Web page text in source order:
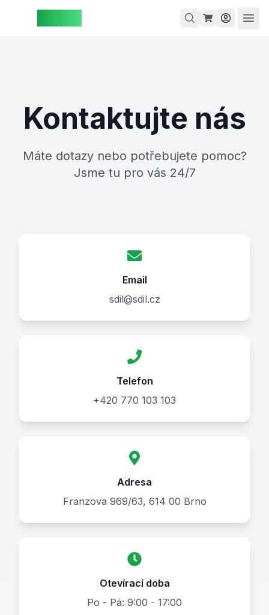
Košík je
prázdnýKontaktujte nás
Máte dotazy nebo potřebujete pomoc?
Jsme tu pro vás 24/7
Email
sdil@sdil.cz
Telefon
+420 770 103 103
Adresa
Franzova 969/63, 614 00 Brno
Otevírací doba
Po - Pá: 9:00 - 17:00